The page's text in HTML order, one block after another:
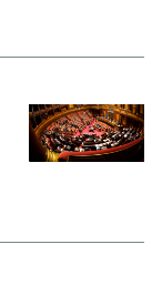
calcio 2026